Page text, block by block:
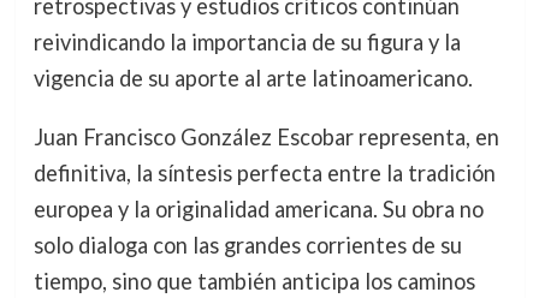
retrospectivas y estudios críticos continúan
reivindicando la importancia de su figura y la
vigencia de su aporte al arte latinoamericano.
Juan Francisco González Escobar representa, en
definitiva, la síntesis perfecta entre la tradición
europea y la originalidad americana. Su obra no
solo dialoga con las grandes corrientes de su
tiempo, sino que también anticipa los caminos